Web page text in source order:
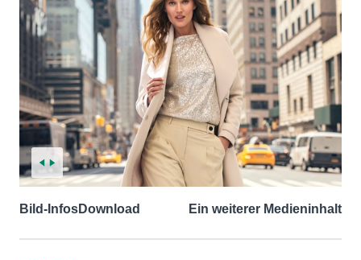
Bild-InfosDownload Ein weiterer Medieninhalt